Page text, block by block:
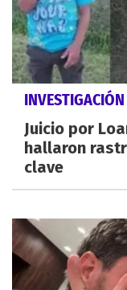
INVESTIGACIÓN
Juicio por
hallaron
clave